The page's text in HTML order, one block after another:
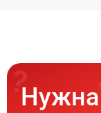
Нужна